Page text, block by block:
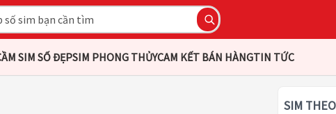
SIM SỐ ĐẸPSIM PHONG THỦYCAM KẾT BÁN HÀNGTIN TỨC
SIM